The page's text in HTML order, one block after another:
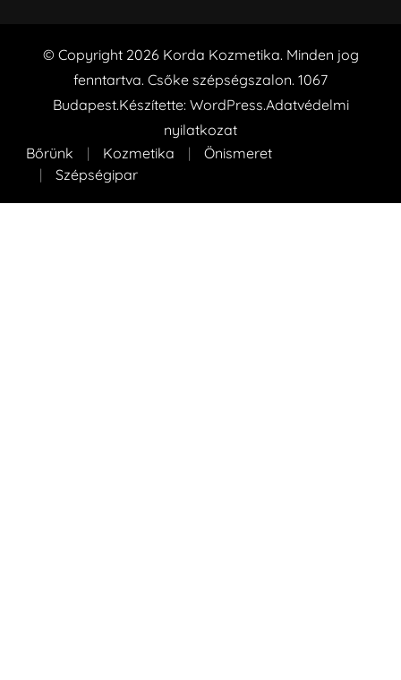
© Copyright 2026 Korda Kozmetika. Minden jog
fenntartva. Csőke szépségszalon. 1067
Budapest.Készítette: WordPress.Adatvédelmi
nyilatkozat
Bőrünk
Kozmetika
Önismeret
Szépségipar